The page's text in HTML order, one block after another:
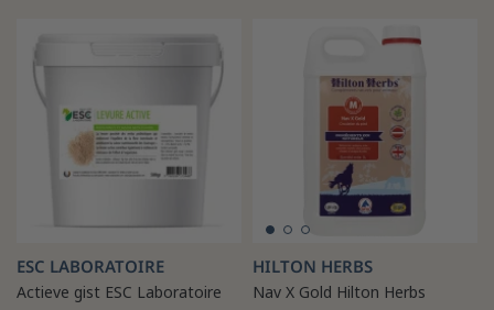
ESC LABORATOIRE
Actieve gist ESC Laboratoire
HILTON HERBS
Nav X Gold Hilton Herbs